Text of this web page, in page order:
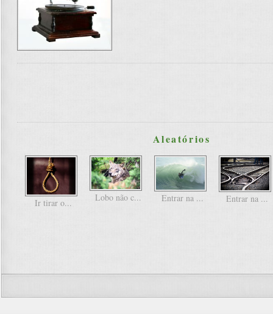
Aleatórios
Ir tirar o... Lobo não c... Entrar na ... Entrar na ...